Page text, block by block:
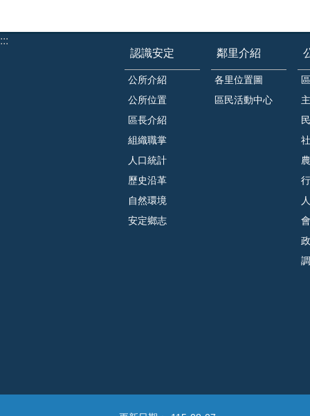
:::
認識安定
公所介紹
公所位置
區長介紹
組織職掌
人口統計
歷史沿革
自然環境
安定鄉志
鄰里介紹
各里位置圖
區民活動中心